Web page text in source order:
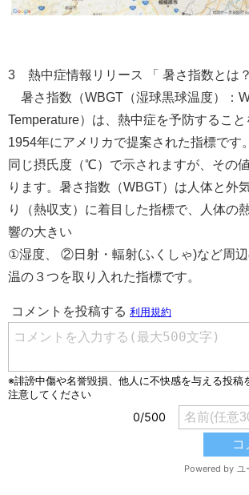
3 熱中症情報リリース 「 暑さ指数とは？
暑さ指数（WBGT（湿球黒球温度）：
Temperature）は、熱中症を予防すること
1954年にアメリカで提案された指標で
同じ摂氏度（℃）で示されますが、その
ります。暑さ指数（WBGT）は人体と外
り（熱収支）に着目した指標で、人体の
響の大きい
①湿度、 ②日射・輻射(ふくしゃ)など周
温の３つを取り入れた指標です。